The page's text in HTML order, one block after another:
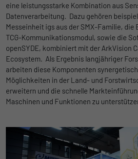
eine leistungsstarke Kombination aus
Datenverarbeitung. Dazu gehören
Messeinheit igs aus der SMX-Familie, die
TCG-Kommunikationsmodul, sowie die
openSYDE, kombiniert mit der ArkVision
Ecosystem. Als Ergebnis langjähriger
arbeiten diese Komponenten
Möglichkeiten in der Land- und
erweitern und die schnelle
Maschinen und Funktionen zu